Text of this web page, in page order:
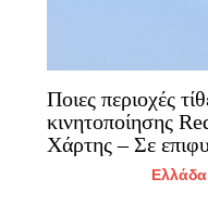
Ποιες περιοχές
κινητοποίησης
Χάρτης – Σε
Ελλάδα